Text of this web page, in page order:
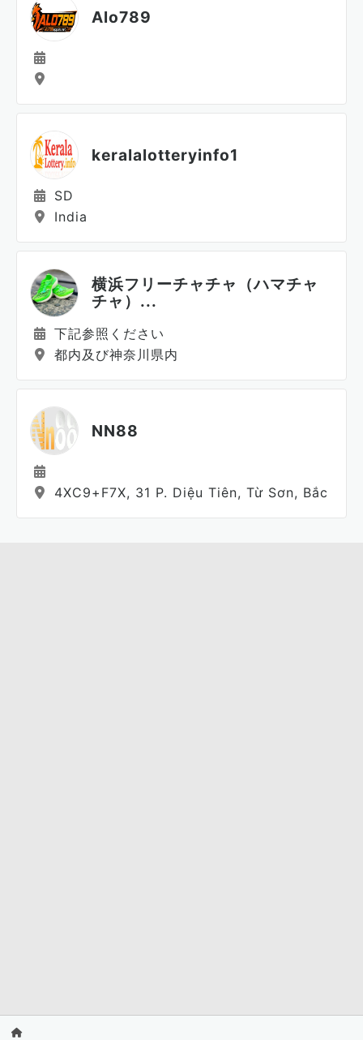
Alo789
keralalotteryinfo1
SD
India
横浜フリーチャチャ（ハマチャ
チャ）...
下記参照ください
都内及び神奈川県内
NN88
4XC9+F7X, 31 P. Diệu Tiên, Từ Sơn, Bắc